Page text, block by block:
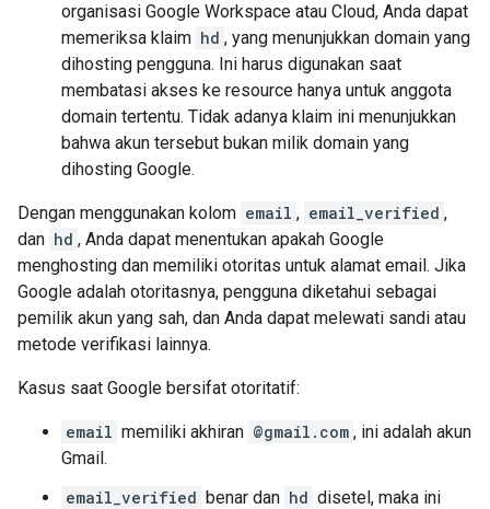
organisasi Google Workspace atau Cloud, Anda dapat
memeriksa klaim hd , yang menunjukkan domain yang
dihosting pengguna. Ini harus digunakan saat
membatasi akses ke resource hanya untuk anggota
domain tertentu. Tidak adanya klaim ini menunjukkan
bahwa akun tersebut bukan milik domain yang
dihosting Google.
Dengan menggunakan kolom email , email_verified ,
dan hd , Anda dapat menentukan apakah Google
menghosting dan memiliki otoritas untuk alamat email. Jika
Google adalah otoritasnya, pengguna diketahui sebagai
pemilik akun yang sah, dan Anda dapat melewati sandi atau
metode verifikasi lainnya.
Kasus saat Google bersifat otoritatif:
email memiliki akhiran @gmail.com , ini adalah akun
Gmail.
email_verified benar dan hd disetel, maka ini